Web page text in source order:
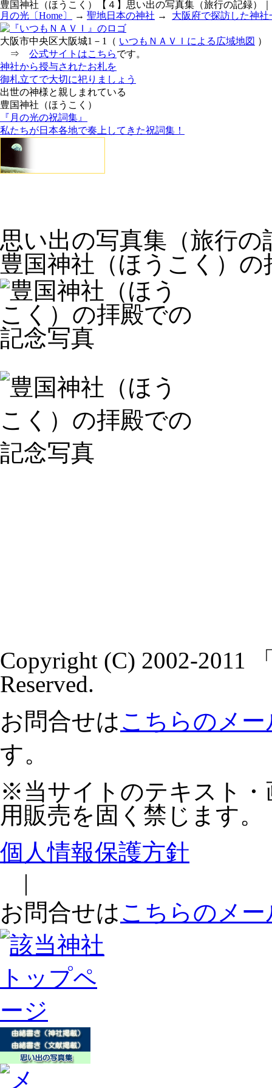
豊国神社（ほうこく）【４】思い出の写真集（旅行の記録）
月の光〔Home〕
→ 聖地日本の神社 → 大阪府で探訪した神社
大阪市中央区大阪城1－1（ いつもＮＡＶＩによる広域地図 ）
⇒ 公式サイトはこちらです。
神社から授与されたお札を
御札立てで大切に祀りましょう
出世の神様と親しまれている
豊国神社（ほうこく）
『月の光の祝詞集』
私たちが日本各地で奏上してきた祝詞集！
思い出の写真集（旅行の
豊国神社（ほうこく）
Copyright (C) 2002-2011
Reserved.
お問合せはこちらのメ
す。
※当サイトのテキスト・
用販売を固く禁じます。
個人情報保護方針
|
お問合せはこちらのメ